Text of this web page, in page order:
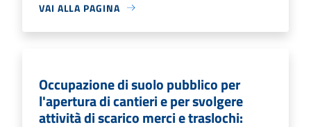
VAI ALLA PAGINA
Occupazione di suolo pubblico per
l'apertura di cantieri e per svolgere
attività di scarico merci e traslochi: